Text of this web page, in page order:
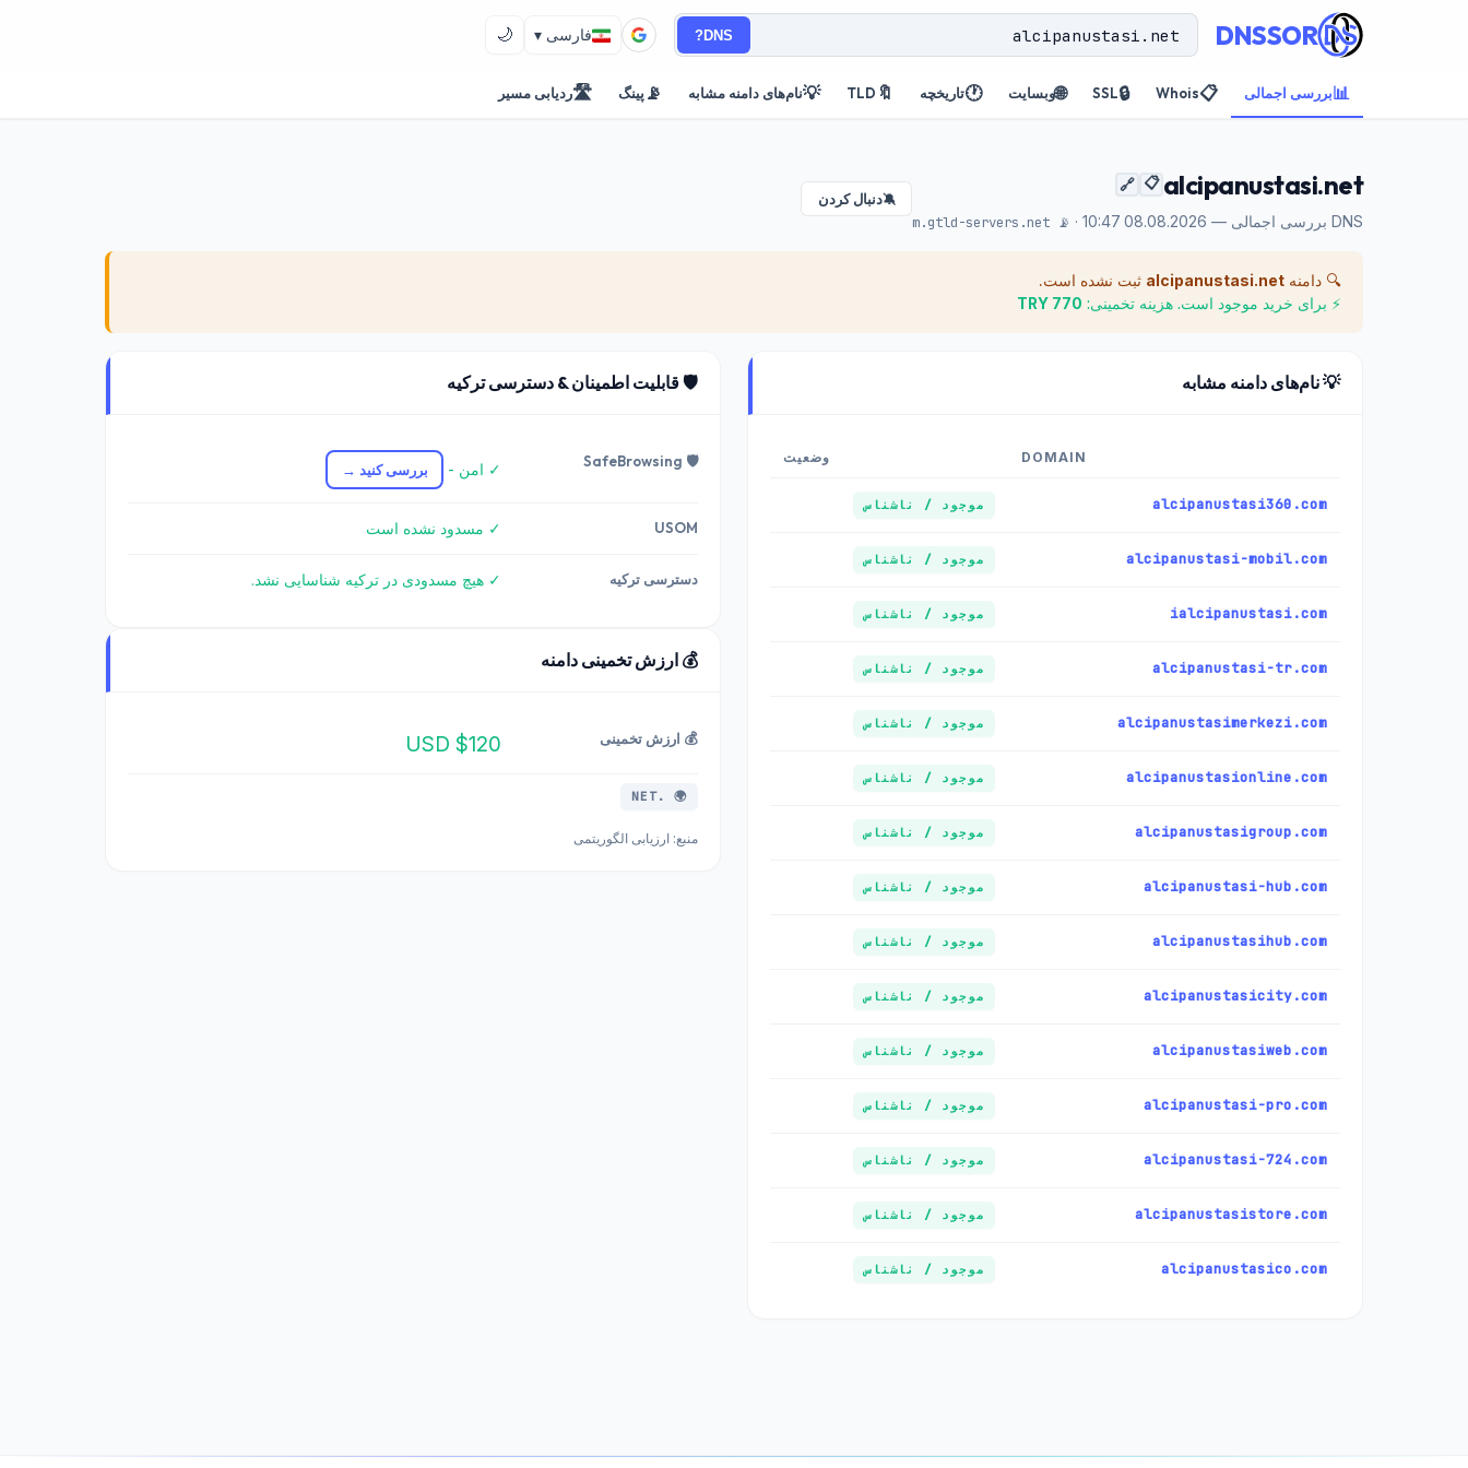
DNSSOR
DNS? فارسی ▾ 🌙
📊بررسی اجمالی 📋
Whois
🔒
SSL
🌐وبسایت 🕐تاریخچه 🔖
TLD
💡نام‌های دامنه مشابه 📡 پینگ 🛣️ردیابی مسیر
alcipanustasi.net
📋
🔗
DNS بررسی اجمالی — 08.08.2026 10:47 · 📡 m.gtld-servers.net
🔕دنبال کردن
🔍 دامنه alcipanustasi.net ثبت نشده است.
⚡ برای خرید موجود است. هزینه تخمینی: 770 TRY
💡 نام‌های دامنه مشابه
DOMAIN وضعیت
alcipanustasi360.com موجود / ناشناس
alcipanustasi-mobil.com موجود / ناشناس
ialcipanustasi.com موجود / ناشناس
alcipanustasi-tr.com موجود / ناشناس
alcipanustasimerkezi.com موجود / ناشناس
alcipanustasionline.com موجود / ناشناس
alcipanustasigroup.com موجود / ناشناس
alcipanustasi-hub.com موجود / ناشناس
alcipanustasihub.com موجود / ناشناس
alcipanustasicity.com موجود / ناشناس
alcipanustasiweb.com موجود / ناشناس
alcipanustasi-pro.com موجود / ناشناس
alcipanustasi-724.com موجود / ناشناس
alcipanustasistore.com موجود / ناشناس
alcipanustasico.com موجود / ناشناس
🛡️ قابلیت اطمینان & دسترسی ترکیه
🛡️ SafeBrowsing ✓ امن - بررسی کنید →
USOM ✓ مسدود نشده است
دسترسی ترکیه ✓ هیچ مسدودی در ترکیه شناسایی نشد.
💰 ارزش تخمینی دامنه
💰 ارزش تخمینی $120 USD
🌍 .NET
منبع: ارزیابی الگوریتمی